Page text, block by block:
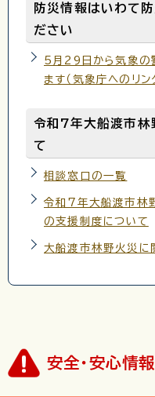
防災情報はいわて
ださい
5月29日から気象の
ます（気象庁へのリン
令和7年大船渡市林
て
相談窓口の一覧
令和7年大船渡市林
の支援制度について
大船渡市林野火災に
安全・安心情報